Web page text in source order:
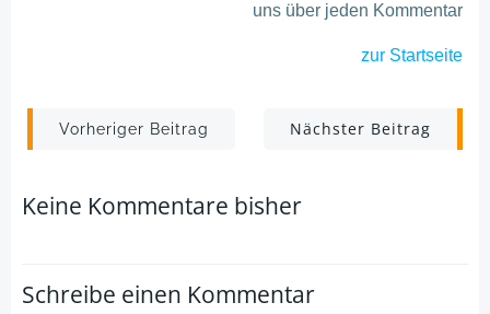
uns über jeden Kommentar
zur Startseite
Post
navigation
Vorheriger Beitrag
Post
navigation
Nächster Beitrag
Keine Kommentare bisher
Schreibe einen Kommentar